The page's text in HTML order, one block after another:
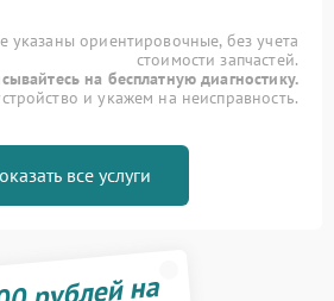
указаны ориентировочные, без учета
стоимости запчастей.
на бесплатную диагностику.
и укажем на неисправность.
все услуги